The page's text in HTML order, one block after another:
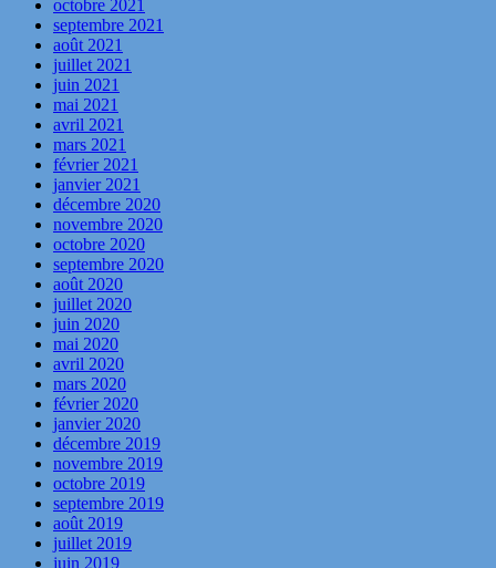
octobre 2021
septembre 2021
août 2021
juillet 2021
juin 2021
mai 2021
avril 2021
mars 2021
février 2021
janvier 2021
décembre 2020
novembre 2020
octobre 2020
septembre 2020
août 2020
juillet 2020
juin 2020
mai 2020
avril 2020
mars 2020
février 2020
janvier 2020
décembre 2019
novembre 2019
octobre 2019
septembre 2019
août 2019
juillet 2019
juin 2019